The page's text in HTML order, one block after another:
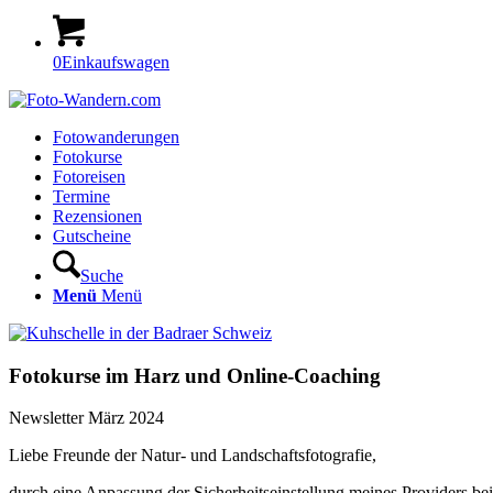
0Einkaufswagen
Fotowanderungen
Fotokurse
Fotoreisen
Termine
Rezensionen
Gutscheine
Suche
Menü Menü
Fotokurse im Harz und Online-Coaching
Newsletter März 2024
Liebe Freunde der Natur- und Landschaftsfotografie,